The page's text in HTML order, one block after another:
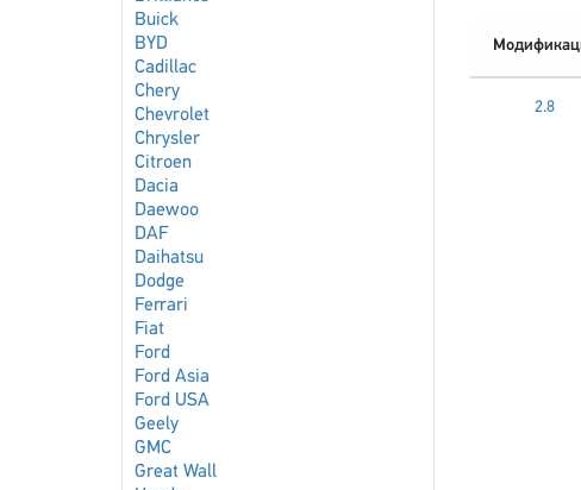
Buick
BYD
Cadillac
Chery
Chevrolet
Chrysler
Citroen
Dacia
Daewoo
DAF
Daihatsu
Dodge
Ferrari
Fiat
Ford
Ford Asia
Ford USA
Geely
GMC
Great Wall
2.8